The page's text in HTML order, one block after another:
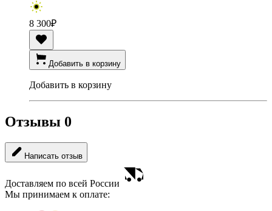
8 300₽
Добавить в корзину
Добавить в корзину
Отзывы 0
Написать отзыв
Доставляем по всей России
Мы принимаем к оплате: